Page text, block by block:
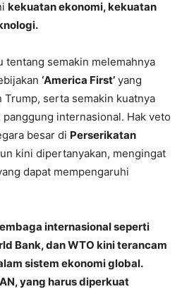
kekuatan ekonomi, kekuatan
tentang semakin melemahnya
‘America First’ yang
serta semakin kuatnya
panggung internasional. Hak veto
besar di Perserikatan
kini dipertanyakan, mengingat
dapat mempengaruhi
internasional seperti
Bank, dan WTO kini terancam
sistem ekonomi global.
yang harus diperkuat